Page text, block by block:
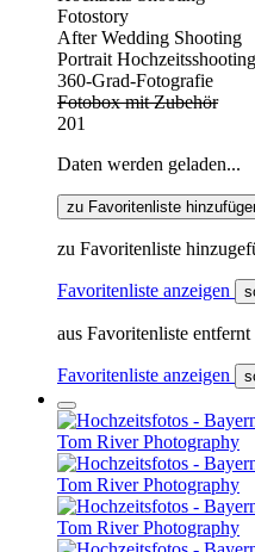
Fotostory
After Wedding Shooting
Portrait Hochzeitsshooting
360-Grad-Fotografie
Fotobox mit Zubehör
201
Daten werden geladen...
zu Favoritenliste
zu Favoritenliste
Favoritenliste anzeigen
aus Favoritenliste entfernt
Favoritenliste anzeigen